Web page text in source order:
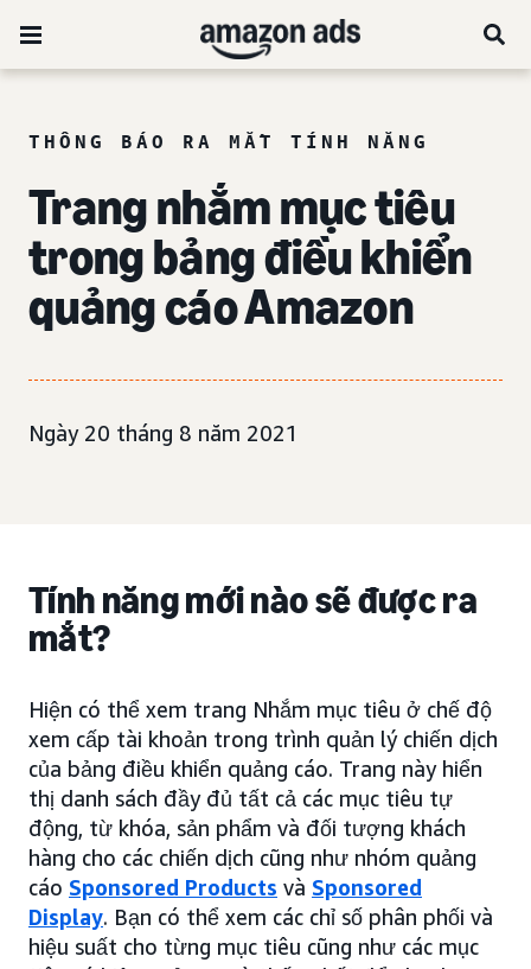
THÔNG BÁO RA MẮT TÍNH NĂNG
Trang nhắm mục tiêu
trong bảng điều khiển
quảng cáo Amazon
Ngày 20 tháng 8 năm 2021
Tính năng mới nào sẽ được ra
mắt?
Hiện có thể xem trang Nhắm mục tiêu ở chế độ
xem cấp tài khoản trong trình quản lý chiến dịch
của bảng điều khiển quảng cáo. Trang này hiển
thị danh sách đầy đủ tất cả các mục tiêu tự
động, từ khóa, sản phẩm và đối tượng khách
hàng cho các chiến dịch cũng như nhóm quảng
cáo Sponsored Products và Sponsored
Display. Bạn có thể xem các chỉ số phân phối và
hiệu suất cho từng mục tiêu cũng như các mục